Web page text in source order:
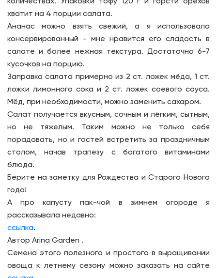
хватит на 4 порции салата.
Ананас можно взять свежий, а я использовала
консервированный - мне нравится его сладость в
салате и более нежная текстура. Достаточно 6-7
кусочков на порцию.
Заправка салата примерно из 2 ст. ложек мёда, 1 ст.
ложки лимонного сока и 2 ст. ложек соевого соуса.
Мёд, при необходимости, можно заменить сахаром.
Салат получается вкусным, сочным и лёгким, сытным,
но не тяжелым. Таким можно не только себя
порадовать, но и гостей встретить за праздничным
столом, начав трапезу с богатого витаминами
блюда.
Берите на заметку для Рождества и Старого Нового
года!
А про капусту пак-чой в зимнем огороде я
рассказывала недавно:
ссылка.
Автор Arina Garden .
Семена этого полезного и простого в выращивании
овоща к летнему сезону можно заказать на сайте